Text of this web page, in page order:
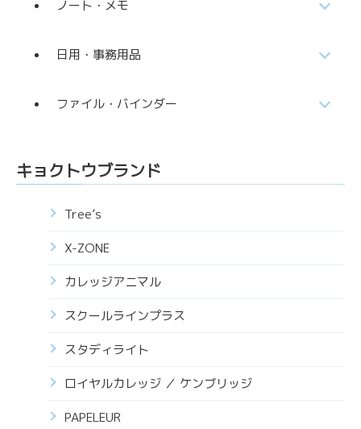
ノート・メモ
日用・事務用品
ファイル・バインダー
キョクトウブランド
Tree’s
X-ZONE
カレッジアニマル
スクールラインプラス
スタディライト
ロイヤルカレッジ ／ ケンブリッジ
PAPELEUR